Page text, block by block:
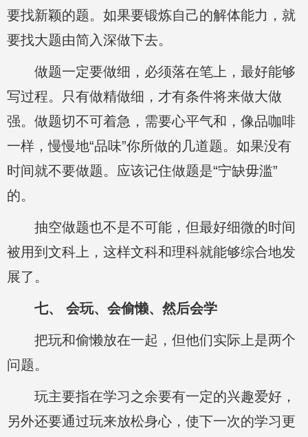
要找新颖的题。如果要锻炼自己的解体能力，就
要找大题由简入深做下去。
做题一定要做细，必须落在笔上，最好能够
写过程。只有做精做细，才有条件将来做大做
强。做题切不可着急，需要心平气和，像品咖啡
一样，慢慢地“品味”你所做的几道题。如果没有
时间就不要做题。应该记住做题是“宁缺毋滥”
的。
抽空做题也不是不可能，但最好细微的时间
被用到文科上，这样文科和理科就能够综合地发
展了。
七、 会玩、会偷懒、然后会学
把玩和偷懒放在一起，但他们实际上是两个
问题。
玩主要指在学习之余要有一定的兴趣爱好，
另外还要通过玩来放松身心，使下一次的学习更